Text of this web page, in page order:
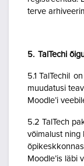
terve
5. TalTechi
5.1 TalTechil
muudatusi
Moodle’i
5.2 TalTech
võimalust ning
Moodle’is läbi